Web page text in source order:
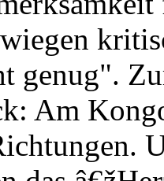
genug".
Am